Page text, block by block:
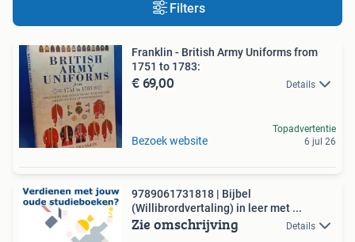
Filters
Franklin - British Army Uniforms from
1751 to 1783:
€ 69,00 Details
Bezoek website
Topadvertentie
6 jul 26
9789061731818 | Bijbel
(Willibrordvertaling) in leer met ...
Zie omschrijving Details